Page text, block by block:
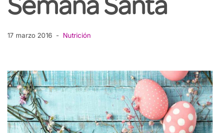
Semana Santa
17 marzo 2016 Nutrición